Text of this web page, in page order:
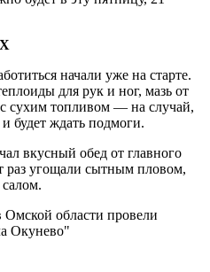
начали уже на старте.
для рук и ног, мазь от
сухим топливом — на случай,
и будет ждать подмоги.
вкусный обед от главного
раз угощали сытным пловом,